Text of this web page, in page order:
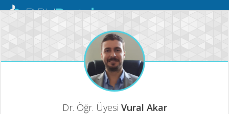
Mobil
Dr. Öğr. Üyesi Vural Akar